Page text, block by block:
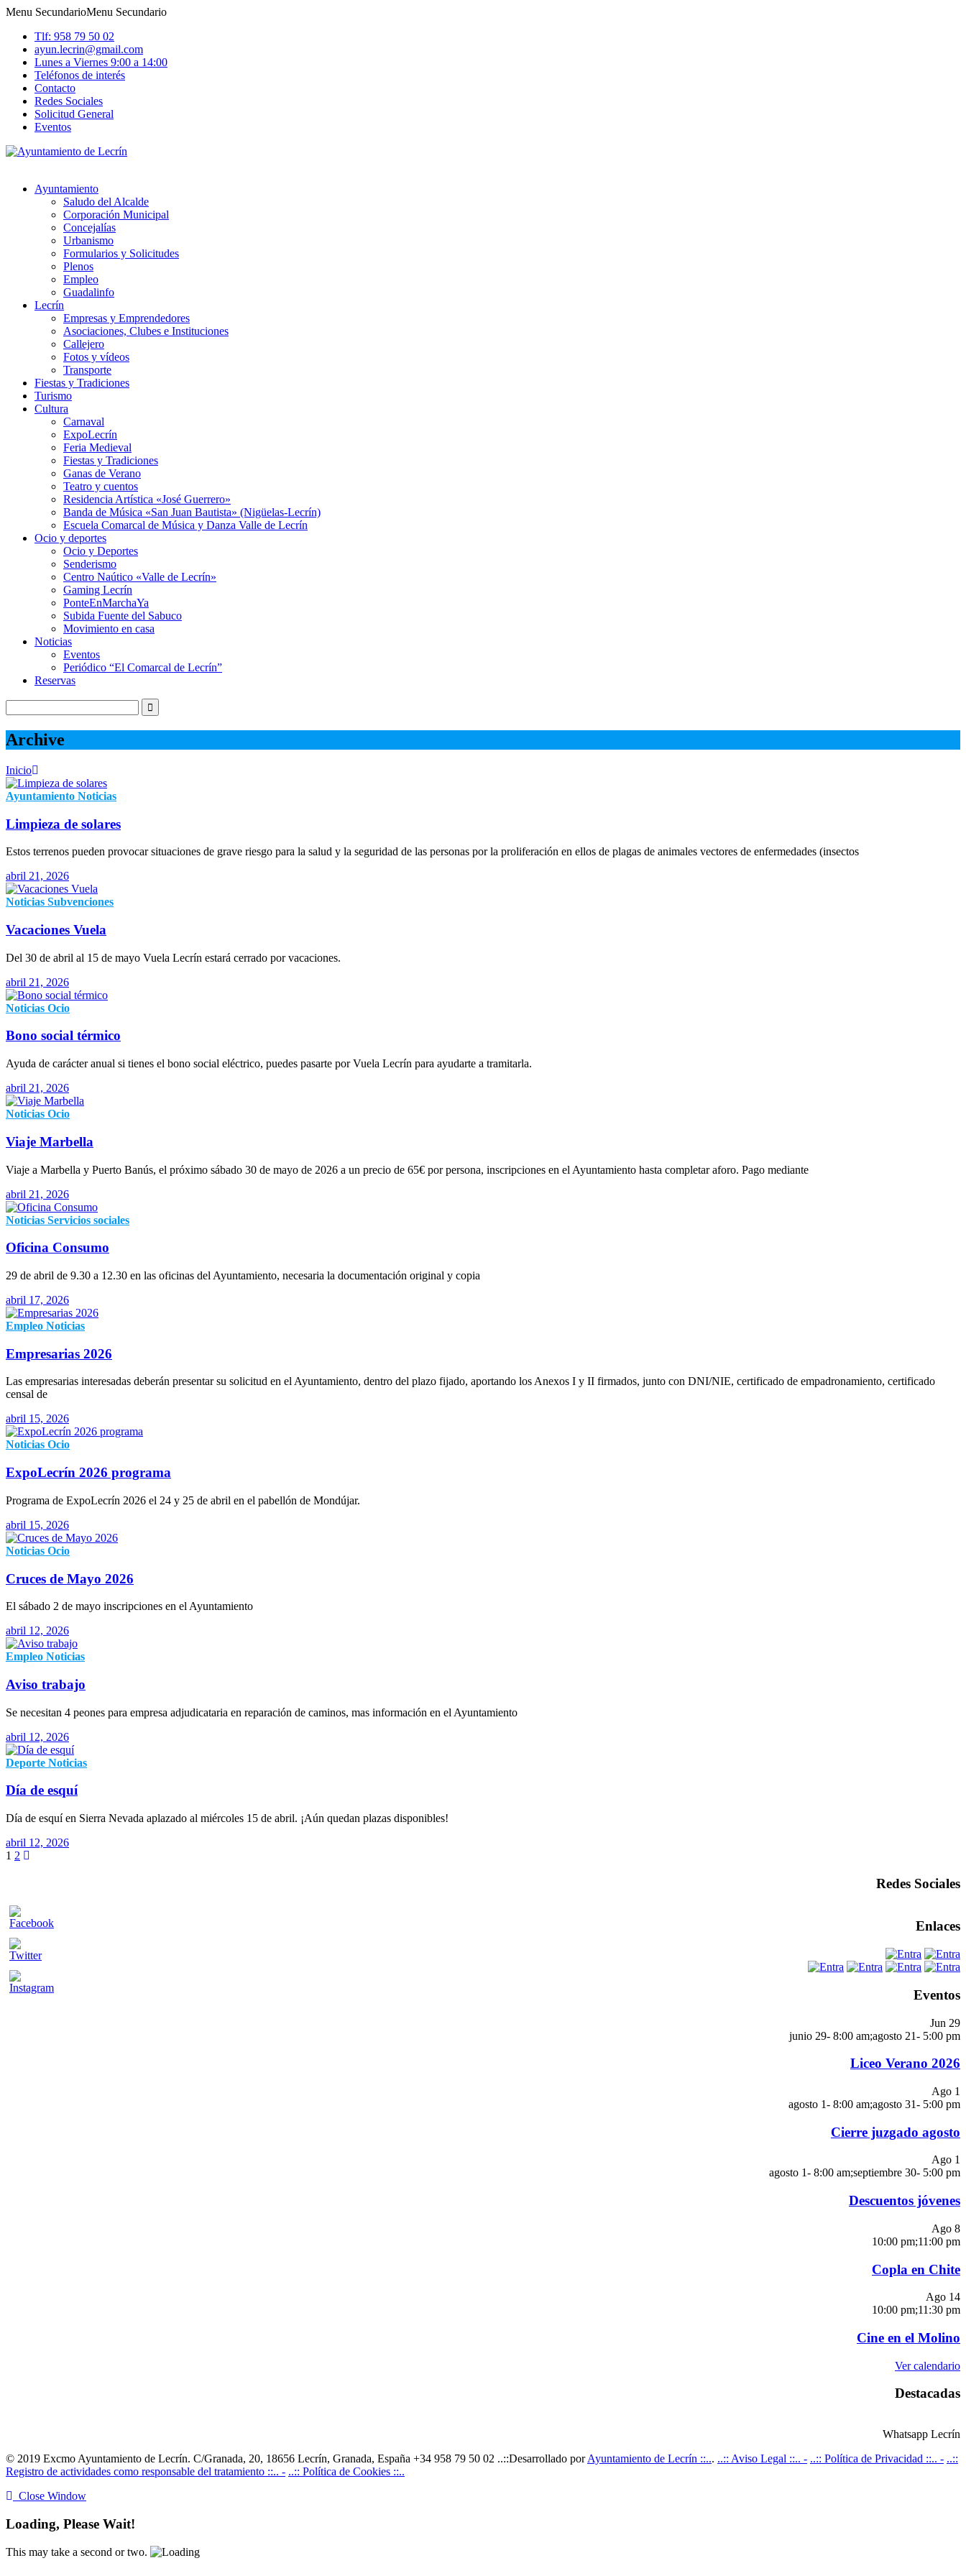
Menu SecundarioMenu Secundario
Tlf: 958 79 50 02
ayun.lecrin@gmail.com
Lunes a Viernes 9:00 a 14:00
Teléfonos de interés
Contacto
Redes Sociales
Solicitud General
Eventos
Ayuntamiento
Saludo del Alcalde
Corporación Municipal
Concejalías
Urbanismo
Formularios y Solicitudes
Plenos
Empleo
Guadalinfo
Lecrín
Empresas y Emprendedores
Asociaciones, Clubes e Instituciones
Callejero
Fotos y vídeos
Transporte
Fiestas y Tradiciones
Turismo
Cultura
Carnaval
ExpoLecrín
Feria Medieval
Fiestas y Tradiciones
Ganas de Verano
Teatro y cuentos
Residencia Artística «José Guerrero»
Banda de Música «San Juan Bautista» (Nigüelas-Lecrín)
Escuela Comarcal de Música y Danza Valle de Lecrín
Ocio y deportes
Ocio y Deportes
Senderismo
Centro Naútico «Valle de Lecrín»
Gaming Lecrín
PonteEnMarchaYa
Subida Fuente del Sabuco
Movimiento en casa
Noticias
Eventos
Periódico “El Comarcal de Lecrín”
Reservas
Archive
Inicio
Ayuntamiento Noticias
Limpieza de solares
Estos terrenos pueden provocar situaciones de grave riesgo para la salud y la seguridad de las personas por la proliferación en ellos de plagas de animales vectores de enfermedades (insectos
abril 21, 2026
Noticias Subvenciones
Vacaciones Vuela
Del 30 de abril al 15 de mayo Vuela Lecrín estará cerrado por vacaciones.
abril 21, 2026
Noticias Ocio
Bono social térmico
Ayuda de carácter anual si tienes el bono social eléctrico, puedes pasarte por Vuela Lecrín para ayudarte a tramitarla.
abril 21, 2026
Noticias Ocio
Viaje Marbella
Viaje a Marbella y Puerto Banús, el próximo sábado 30 de mayo de 2026 a un precio de 65€ por persona, inscripciones en el Ayuntamiento hasta completar aforo. Pago mediante
abril 21, 2026
Noticias Servicios sociales
Oficina Consumo
29 de abril de 9.30 a 12.30 en las oficinas del Ayuntamiento, necesaria la documentación original y copia
abril 17, 2026
Empleo Noticias
Empresarias 2026
Las empresarias interesadas deberán presentar su solicitud en el Ayuntamiento, dentro del plazo fijado, aportando los Anexos I y II firmados, junto con DNI/NIE, certificado de empadronamiento, certificado
censal de
abril 15, 2026
Noticias Ocio
ExpoLecrín 2026 programa
Programa de ExpoLecrín 2026 el 24 y 25 de abril en el pabellón de Mondújar.
abril 15, 2026
Noticias Ocio
Cruces de Mayo 2026
El sábado 2 de mayo inscripciones en el Ayuntamiento
abril 12, 2026
Empleo Noticias
Aviso trabajo
Se necesitan 4 peones para empresa adjudicataria en reparación de caminos, mas información en el Ayuntamiento
abril 12, 2026
Deporte Noticias
Día de esquí
Día de esquí en Sierra Nevada aplazado al miércoles 15 de abril. ¡Aún quedan plazas disponibles!
abril 12, 2026
1 2
Redes Sociales
Enlaces
Eventos
Jun 29
junio 29- 8:00 am;agosto 21- 5:00 pm
Liceo Verano 2026
Ago 1
agosto 1- 8:00 am;agosto 31- 5:00 pm
Cierre juzgado agosto
Ago 1
agosto 1- 8:00 am;septiembre 30- 5:00 pm
Descuentos jóvenes
Ago 8
10:00 pm;11:00 pm
Copla en Chite
Ago 14
10:00 pm;11:30 pm
Cine en el Molino
Ver calendario
Destacadas
Whatsapp Lecrín
© 2019 Excmo Ayuntamiento de Lecrín. C/Granada, 20, 18656 Lecrín, Granada, España +34 958 79 50 02 ..::Desarrollado porAyuntamiento de Lecrín ::... ..:: Aviso Legal ::.. - ..:: Política de Privacidad ::.. - ..::
Registro de actividades como responsable del tratamiento ::.. - ..:: Política de Cookies ::..
Close Window
Loading, Please Wait!
This may take a second or two.